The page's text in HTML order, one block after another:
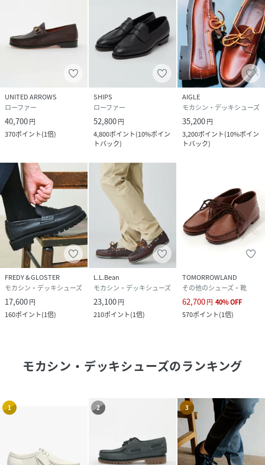
UNITED ARROWS
ローファー
40,700円
370ポイント(1倍)
SHIPS
ローファー
52,800円
4,800ポイント(10%ポイン
トバック)
AIGLE
モカシン・デッキシューズ
35,200円
3,200ポイント(10%ポイン
トバック)
FREDY & GLOSTER
モカシン・デッキシューズ
17,600円
160ポイント(1倍)
L.L.Bean
モカシン・デッキシューズ
23,100円
210ポイント(1倍)
TOMORROWLAND
その他のシューズ・靴
62,700円 40%OFF
570ポイント(1倍)
モカシン・デッキシューズのランキング
1 2 3